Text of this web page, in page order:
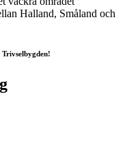
Halland, Småland och